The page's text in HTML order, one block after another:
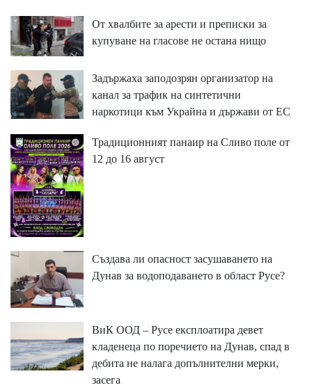
От хвалбите за арести и преписки за
купуване на гласове не остана нищо
Задържаха заподозрян организатор на
канал за трафик на синтетични
наркотици към Украйна и държави от ЕС
Традиционният панаир на Сливо поле от
12 до 16 август
Създава ли опасност засушаването на
Дунав за водоподаването в област Русе?
ВиК ООД – Русе експлоатира девет
кладенеца по поречието на Дунав, спад в
дебита не налага допълнителни мерки,
засега